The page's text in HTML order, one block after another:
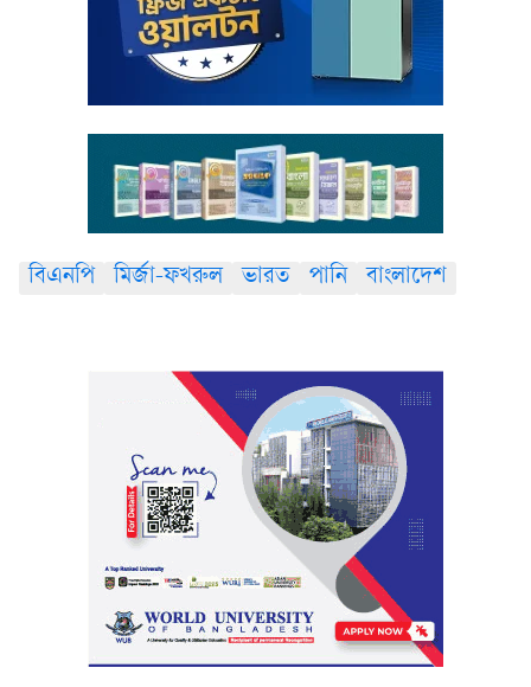
বিএনপি মির্জা-ফখরুল ভারত পানি বাংলাদেশ